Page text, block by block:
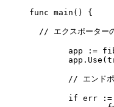
func main () {
// エクスポーター
	app
:=
	app
. Use (
// エンド
	if
err :=